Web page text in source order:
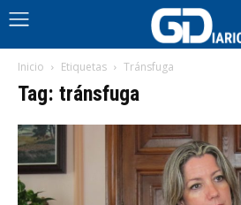
Inicio Etiquetas Tránsfuga
Tag: tránsfuga